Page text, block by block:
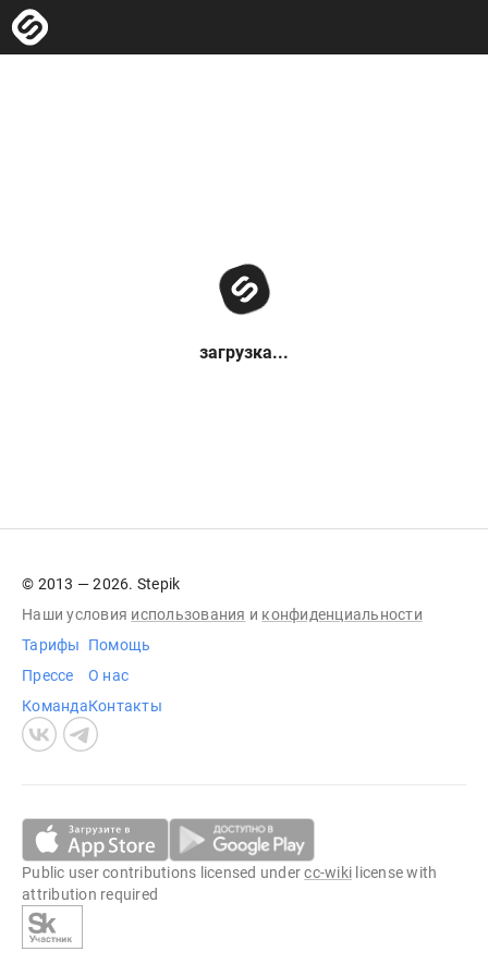
загрузка...
© 2013 — 2026. Stepik
Наши условия использования и конфиденциальности
Тарифы
Прессе
Команда
Помощь
О нас
Контакты
Public user contributions licensed undercc-wiki license with
attribution required